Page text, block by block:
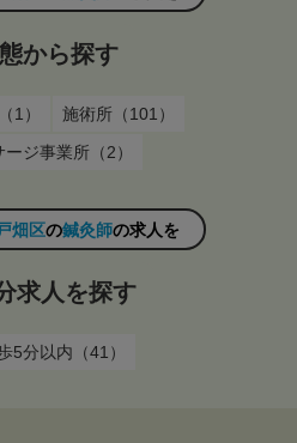
から探す
1）
施術所（101）
ジ事業所（2）
畑区の鍼灸師の求人を
求人を探す
5分以内（41）